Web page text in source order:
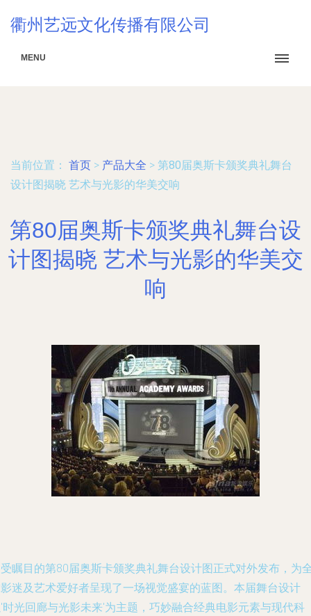
衢州艺远文化传播有限公司
MENU
当前位置： 首页 > 产品大全 > 第80届奥斯卡颁奖典礼舞台
设计图揭晓 艺术与光影的华美交响
第80届奥斯卡颁奖典礼舞台设
计图揭晓 艺术与光影的华美交
响
瞩目的第80届奥斯卡颁奖典礼舞台设计图正式对外发布，为
迷及艺术爱好者呈现了一场视觉盛宴的蓝图。本届舞台设计
时光回廊与光影未来'为主题，巧妙融合经典电影元素与现代科